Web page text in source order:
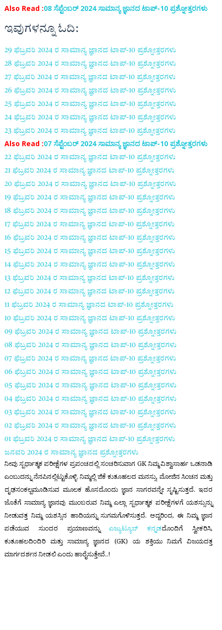
Also Read :08 ಸೆಪ್ಟೆಂಬರ್ 2024 ಸಾಮಾನ್ಯ ಜ್ಞಾನದ ಟಾಪ್-10 ಪ್ರಶ್ನೋತ್ತರಗಳು
ಇವುಗಳನ್ನೂ ಓದಿ:
29 ಫೆಬ್ರವರಿ 2024 ರ ಸಾಮಾನ್ಯ ಜ್ಞಾನದ ಟಾಪ್-10 ಪ್ರಶ್ನೋತ್ತರಗಳು
28 ಫೆಬ್ರವರಿ 2024 ರ ಸಾಮಾನ್ಯ ಜ್ಞಾನದ ಟಾಪ್-10 ಪ್ರಶ್ನೋತ್ತರಗಳು
27 ಫೆಬ್ರವರಿ 2024 ರ ಸಾಮಾನ್ಯ ಜ್ಞಾನದ ಟಾಪ್-10 ಪ್ರಶ್ನೋತ್ತರಗಳು
26 ಫೆಬ್ರವರಿ 2024 ರ ಸಾಮಾನ್ಯ ಜ್ಞಾನದ ಟಾಪ್-10 ಪ್ರಶ್ನೋತ್ತರಗಳು
25 ಫೆಬ್ರವರಿ 2024 ರ ಸಾಮಾನ್ಯ ಜ್ಞಾನದ ಟಾಪ್-10 ಪ್ರಶ್ನೋತ್ತರಗಳು
24 ಫೆಬ್ರವರಿ 2024 ರ ಸಾಮಾನ್ಯ ಜ್ಞಾನದ ಟಾಪ್-10 ಪ್ರಶ್ನೋತ್ತರಗಳು
23 ಫೆಬ್ರವರಿ 2024 ರ ಸಾಮಾನ್ಯ ಜ್ಞಾನದ ಟಾಪ್-10 ಪ್ರಶ್ನೋತ್ತರಗಳು
Also Read :07 ಸೆಪ್ಟೆಂಬರ್ 2024 ಸಾಮಾನ್ಯ ಜ್ಞಾನದ ಟಾಪ್-10 ಪ್ರಶ್ನೋತ್ತರಗಳು
22 ಫೆಬ್ರವರಿ 2024 ರ ಸಾಮಾನ್ಯ ಜ್ಞಾನದ ಟಾಪ್-10 ಪ್ರಶ್ನೋತ್ತರಗಳು
21 ಫೆಬ್ರವರಿ 2024 ರ ಸಾಮಾನ್ಯ ಜ್ಞಾನದ ಟಾಪ್-10 ಪ್ರಶ್ನೋತ್ತರಗಳು
20 ಫೆಬ್ರವರಿ 2024 ರ ಸಾಮಾನ್ಯ ಜ್ಞಾನದ ಟಾಪ್-10 ಪ್ರಶ್ನೋತ್ತರಗಳು
19 ಫೆಬ್ರವರಿ 2024 ರ ಸಾಮಾನ್ಯ ಜ್ಞಾನದ ಟಾಪ್-10 ಪ್ರಶ್ನೋತ್ತರಗಳು
18 ಫೆಬ್ರವರಿ 2024 ರ ಸಾಮಾನ್ಯ ಜ್ಞಾನದ ಟಾಪ್-10 ಪ್ರಶ್ನೋತ್ತರಗಳು
17 ಫೆಬ್ರವರಿ 2024 ರ ಸಾಮಾನ್ಯ ಜ್ಞಾನದ ಟಾಪ್-10 ಪ್ರಶ್ನೋತ್ತರಗಳು
16 ಫೆಬ್ರವರಿ 2024 ರ ಸಾಮಾನ್ಯ ಜ್ಞಾನದ ಟಾಪ್-10 ಪ್ರಶ್ನೋತ್ತರಗಳು
15 ಫೆಬ್ರವರಿ 2024 ರ ಸಾಮಾನ್ಯ ಜ್ಞಾನದ ಟಾಪ್-10 ಪ್ರಶ್ನೋತ್ತರಗಳು
14 ಫೆಬ್ರವರಿ 2024 ರ ಸಾಮಾನ್ಯ ಜ್ಞಾನದ ಟಾಪ್-10 ಪ್ರಶ್ನೋತ್ತರಗಳು
13 ಫೆಬ್ರವರಿ 2024 ರ ಸಾಮಾನ್ಯ ಜ್ಞಾನದ ಟಾಪ್-10 ಪ್ರಶ್ನೋತ್ತರಗಳು
12 ಫೆಬ್ರವರಿ 2024 ರ ಸಾಮಾನ್ಯ ಜ್ಞಾನದ ಟಾಪ್-10 ಪ್ರಶ್ನೋತ್ತರಗಳು
11 ಫೆಬ್ರವರಿ 2024 ರ ಸಾಮಾನ್ಯ ಜ್ಞಾನದ ಟಾಪ್-10 ಪ್ರಶ್ನೋತ್ತರಗಳು
10 ಫೆಬ್ರವರಿ 2024 ರ ಸಾಮಾನ್ಯ ಜ್ಞಾನದ ಟಾಪ್-10 ಪ್ರಶ್ನೋತ್ತರಗಳು
09 ಫೆಬ್ರವರಿ 2024 ರ ಸಾಮಾನ್ಯ ಜ್ಞಾನದ ಟಾಪ್-10 ಪ್ರಶ್ನೋತ್ತರಗಳು
08 ಫೆಬ್ರವರಿ 2024 ರ ಸಾಮಾನ್ಯ ಜ್ಞಾನದ ಟಾಪ್-10 ಪ್ರಶ್ನೋತ್ತರಗಳು
07 ಫೆಬ್ರವರಿ 2024 ರ ಸಾಮಾನ್ಯ ಜ್ಞಾನದ ಟಾಪ್-10 ಪ್ರಶ್ನೋತ್ತರಗಳು
06 ಫೆಬ್ರವರಿ 2024 ರ ಸಾಮಾನ್ಯ ಜ್ಞಾನದ ಟಾಪ್-10 ಪ್ರಶ್ನೋತ್ತರಗಳು
05 ಫೆಬ್ರವರಿ 2024 ರ ಸಾಮಾನ್ಯ ಜ್ಞಾನದ ಟಾಪ್-10 ಪ್ರಶ್ನೋತ್ತರಗಳು
04 ಫೆಬ್ರವರಿ 2024 ರ ಸಾಮಾನ್ಯ ಜ್ಞಾನದ ಟಾಪ್-10 ಪ್ರಶ್ನೋತ್ತರಗಳು
03 ಫೆಬ್ರವರಿ 2024 ರ ಸಾಮಾನ್ಯ ಜ್ಞಾನದ ಟಾಪ್-10 ಪ್ರಶ್ನೋತ್ತರಗಳು
02 ಫೆಬ್ರವರಿ 2024 ರ ಸಾಮಾನ್ಯ ಜ್ಞಾನದ ಟಾಪ್-10 ಪ್ರಶ್ನೋತ್ತರಗಳು
01 ಫೆಬ್ರವರಿ 2024 ರ ಸಾಮಾನ್ಯ ಜ್ಞಾನದ ಟಾಪ್-10 ಪ್ರಶ್ನೋತ್ತರಗಳು
ಜನವರಿ 2024 ರ ಸಾಮಾನ್ಯ ಜ್ಞಾನದ ಪ್ರಶ್ನೋತ್ತರಗಳು
ನೀವು ಸ್ಪರ್ಧಾತ್ಮಕ ಪರೀಕ್ಷೆಗಳ ಪ್ರಪಂಚದಲ್ಲಿ ಸಂಚರಿಸುವಾಗ GK ನಿಮ್ಮ ವಿಶ್ವಾಸಾರ್ಹ ಒಡನಾಡಿ
ಎಂಬುದನ್ನು ನೆನಪಿನಲ್ಲಿಟ್ಟುಕೊಳ್ಳಿ. ನಿಮ್ಮಲ್ಲಿಜಿಕೆಕುತೂಹಲದ ಮನಸ್ಸು, ಮೋಜಿನ ಸಿಂಚನ ಮತ್ತು
ದೃಢಸಂಕಲ್ಪಮೂಡಿಸುವ ಮೂಲಕ ಹೊಸದೊಂದು ಜ್ಞಾನ ಸಾಗರವನ್ನೇ ಸೃಷ್ಟಿಸುತ್ತದೆ. ಇದರ
ಜೊತೆಗೆ ಸಾಮಾನ್ಯ ಜ್ಞಾನವು ಮುಂಬರುವ ನಿಮ್ಮ ಎಲ್ಲಾ ಸ್ಪರ್ಧಾತ್ಮಕ ಪರೀಕ್ಷೆಗಳಗೆ ಯಶಸ್ಸುನ್ನು
ನೀಡುವತ್ತ ನಿಮ್ಮ ಯಶಸ್ಸಿನ ಹಾದಿಯನ್ನು ಸುಗಮಗೊಳಿಸುತ್ತದೆ. ಆದ್ದರಿಂದ, ಈ ನಿಮ್ಮ ಜ್ಞಾನ
ಪಡೆಯುವ ಸುಂದರ ಪ್ರಯಾಣವನ್ನುಎಜ್ಯುಟ್ಯೂಬ್ ಕನ್ನಡದೊಂದಿಗೆ ಸ್ವೀಕರಿಸಿ,
ಕುತೂಹಲದಿಂದಿರಿ ಮತ್ತುಸಾಮಾನ್ಯ ಜ್ಞಾನದ (GK) ಯ ಶಕ್ತಿಯು ನಿಮಗೆ ವಿಜಯದತ್ತ
ಮಾರ್ಗದರ್ಶನ ನೀಡಲಿ ಎಂದು ಹಾರೈಸುತ್ತೇವೆ..!